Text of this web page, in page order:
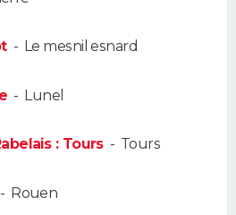
- Le mesnil esnard
- Lunel
: Tours- Tours
Rouen